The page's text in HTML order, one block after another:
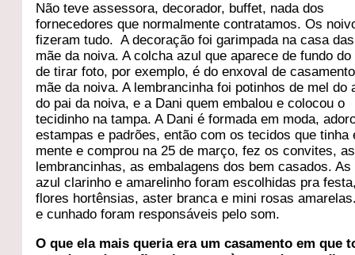
Não teve assessora, decorador, buffet, nada dos
fornecedores que normalmente contratamos. Os
fizeram tudo. A decoração foi garimpada na casa
mãe da noiva. A colcha azul que aparece de fundo
de tirar foto, por exemplo, é do enxoval de
mãe da noiva. A lembrancinha foi potinhos de mel do
do pai da noiva, e a Dani quem embalou e colocou o
tecidinho na tampa. A Dani é formada em moda,
estampas e padrões, então com os tecidos que tinha
mente e comprou na 25 de março, fez os convites, as
lembrancinhas, as embalagens dos bem casados.
azul clarinho e amarelinho foram escolhidas pra
flores hortênsias, aster branca e mini rosas
e cunhado foram responsáveis pelo som.
O que ela mais queria era um casamento em que